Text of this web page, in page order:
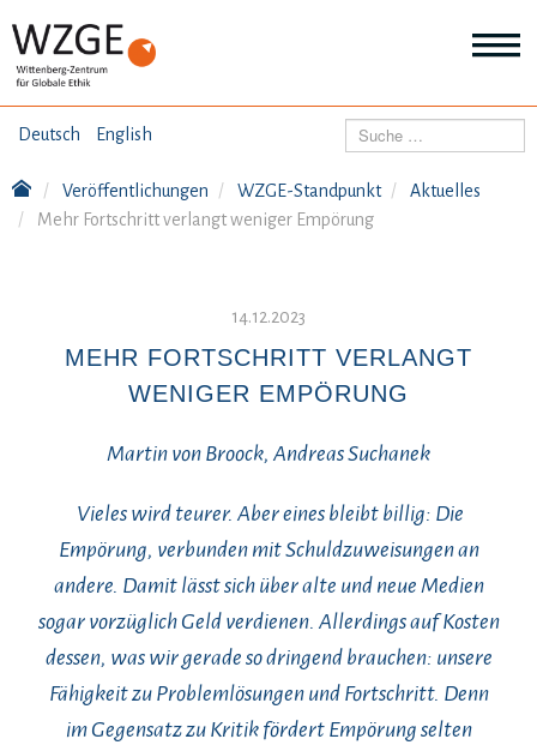
Deutsch English THEMEN
ANGEBOTE
Suchen
Veröffentlichungen WZGE-Standpunkt
Aktuelles
Mehr Fortschritt verlangt weniger Empörung
14.12.2023
MEHR FORTSCHRITT VERLANGT
WENIGER EMPÖRUNG
Martin von Broock, Andreas Suchanek
Vieles wird teurer. Aber eines bleibt billig: Die
Empörung, verbunden mit Schuldzuweisungen an
andere. Damit lässt sich über alte und neue Medien
sogar vorzüglich Geld verdienen. Allerdings auf Kosten
dessen, was wir gerade so dringend brauchen: unsere
Fähigkeit zu Problemlösungen und Fortschritt. Denn
im Gegensatz zu Kritik fördert Empörung selten